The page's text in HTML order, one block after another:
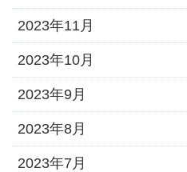
2023年11月
2023年10月
2023年9月
2023年8月
2023年7月